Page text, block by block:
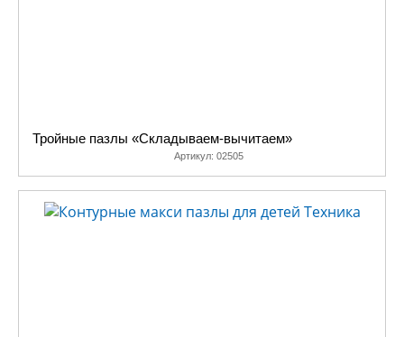
Тройные пазлы «Складываем-вычитаем»
Артикул: 02505